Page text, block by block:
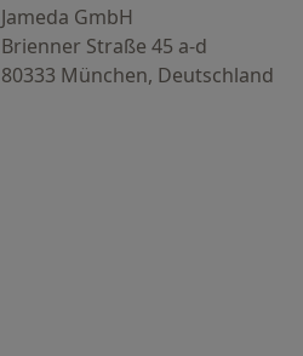
Jameda GmbH
Brienner Straße 45 a-d
80333 München, Deutschland